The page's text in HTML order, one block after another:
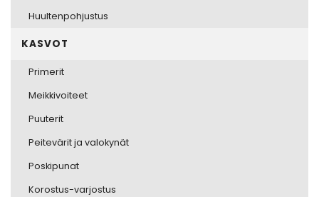
Huultenpohjustus
KASVOT
Primerit
Meikkivoiteet
Puuterit
Peitevärit ja valokynät
Poskipunat
Korostus-varjostus